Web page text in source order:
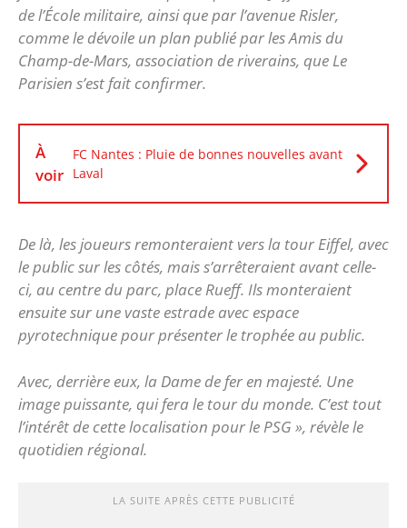
de l’École militaire, ainsi que par l’avenue Risler,
comme le dévoile un plan publié par les Amis du
Champ-de-Mars, association de riverains, que Le
Parisien s’est fait confirmer.
À
voir
FC Nantes : Pluie de bonnes nouvelles avant
Laval
De là, les joueurs remonteraient vers la tour Eiffel, avec
le public sur les côtés, mais s’arrêteraient avant celle-
ci, au centre du parc, place Rueff. Ils monteraient
ensuite sur une vaste estrade avec espace
pyrotechnique pour présenter le trophée au public.
Avec, derrière eux, la Dame de fer en majesté. Une
image puissante, qui fera le tour du monde. C’est tout
l’intérêt de cette localisation pour le PSG », révèle le
quotidien régional.
LA SUITE APRÈS CETTE PUBLICITÉ